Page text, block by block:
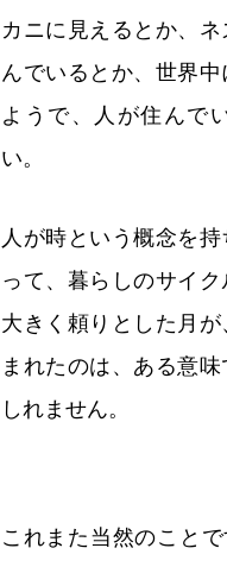
カニに見えるとか、
んでいるとか、世界
ようで、人が住んで
い。
人が時という概念を
って、暮らしのサイク
大きく頼りとした月
まれたのは、ある意
しれません。
これまた当然のこと